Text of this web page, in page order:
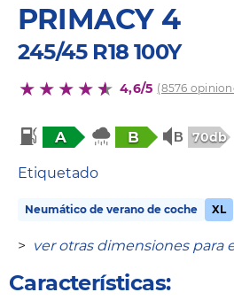
PRIMACY 4
245/45 R18 100Y
4,6/5 (8576
A B 70db
Etiquetado
Neumático de verano de coche XL
> ver otras dimensiones para
Características: